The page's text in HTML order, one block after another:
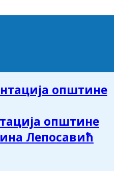
општине
Лепосавић